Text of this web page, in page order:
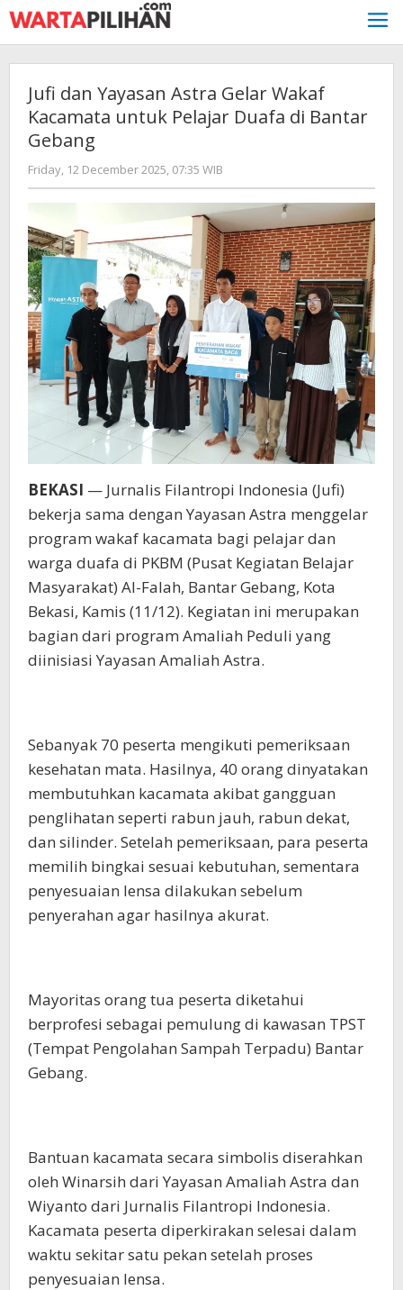
Skip
to
content
Jufi dan Yayasan Astra Gelar Wakaf
Kacamata untuk Pelajar Duafa di Bantar
Gebang
Friday, 12 December 2025, 07:35 WIB
Adi
Prawiranegara
BEKASI — Jurnalis Filantropi Indonesia (Jufi)
bekerja sama dengan Yayasan Astra menggelar
program wakaf kacamata bagi pelajar dan
warga duafa di PKBM (Pusat Kegiatan Belajar
Masyarakat) Al-Falah, Bantar Gebang, Kota
Bekasi, Kamis (11/12). Kegiatan ini merupakan
bagian dari program Amaliah Peduli yang
diinisiasi Yayasan Amaliah Astra.
Sebanyak 70 peserta mengikuti pemeriksaan
kesehatan mata. Hasilnya, 40 orang dinyatakan
membutuhkan kacamata akibat gangguan
penglihatan seperti rabun jauh, rabun dekat,
dan silinder. Setelah pemeriksaan, para peserta
memilih bingkai sesuai kebutuhan, sementara
penyesuaian lensa dilakukan sebelum
penyerahan agar hasilnya akurat.
Mayoritas orang tua peserta diketahui
berprofesi sebagai pemulung di kawasan TPST
(Tempat Pengolahan Sampah Terpadu) Bantar
Gebang.
Bantuan kacamata secara simbolis diserahkan
oleh Winarsih dari Yayasan Amaliah Astra dan
Wiyanto dari Jurnalis Filantropi Indonesia.
Kacamata peserta diperkirakan selesai dalam
waktu sekitar satu pekan setelah proses
penyesuaian lensa.